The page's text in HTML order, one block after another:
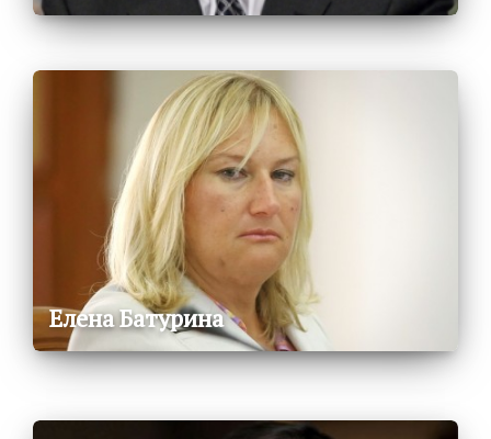
Елена Батурина